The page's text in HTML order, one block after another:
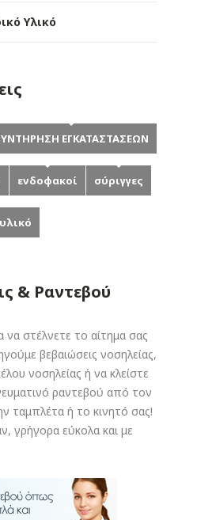
Υλικό
ΕΓΚΑΤΑΣΤΑΣΕΩΝ
ενδοφακοί σύριγγες
& Ραντεβού
στέλνετε το αίτημα σας
βεβαιώσεις νοσηλείας,
νοσηλείας ή να κλείστε
ραντεβού από τον
ταμπλέτα ή το κινητό σας!
γρήγορα εύκολα και με